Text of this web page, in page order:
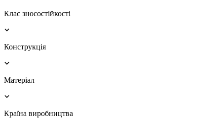
Клас зносостійкості
Конструкція
Матеріал
Країна виробництва